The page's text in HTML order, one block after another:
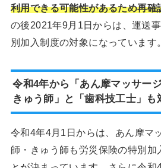
利用できる可能性があるため再確
の後2021年9月1日からは、運送
別加入制度の対象になっています。
令和4年から「あん摩マッサー
きゅう師」と「歯科技工士」も
令和4年4月1日からは、あん摩マ
師・きゅう師も労災保険の特別加